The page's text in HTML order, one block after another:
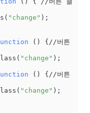
"change" );
() {//버튼
"change" );
() {//버튼
"change" );